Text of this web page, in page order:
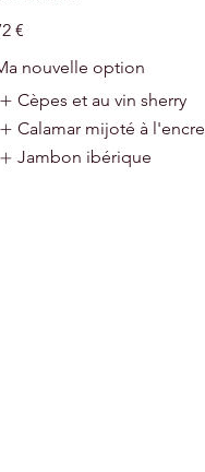
€
nouvelle option
Cèpes et au vin sherry
Calamar mijoté à l'encre
Jambon ibérique